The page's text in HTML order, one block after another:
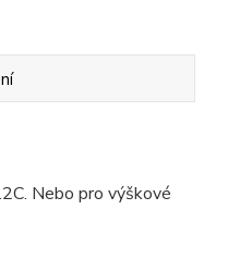
Nebo pro výškové